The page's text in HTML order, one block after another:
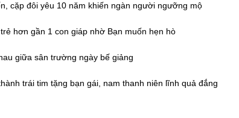
cặp đôi yêu 10 năm khiến ngàn người ngưỡng mộ
hơn gần 1 con giáp nhờ Bạn muốn hẹn hò
giữa sân trường ngày bế giảng
trái tim tặng bạn gái, nam thanh niên lĩnh quả đắng